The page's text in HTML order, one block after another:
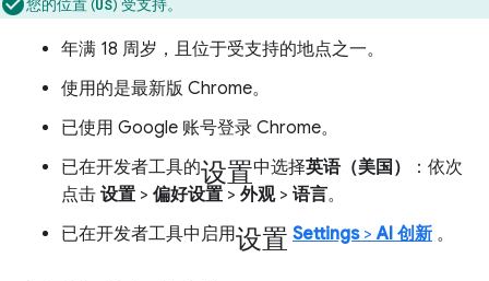
您的位置 (US) 受支持。
年满 18 周岁，且位于受支持的地点之一。
使用的是最新版 Chrome。
已使用 Google 账号登录 Chrome。
已在开发者工具的设置中选择英语（美国）
：依次
点击 设置 > 偏好设置 > 外观> 语言。
已在开发者工具中启用设置 Settings>AI 创新 。